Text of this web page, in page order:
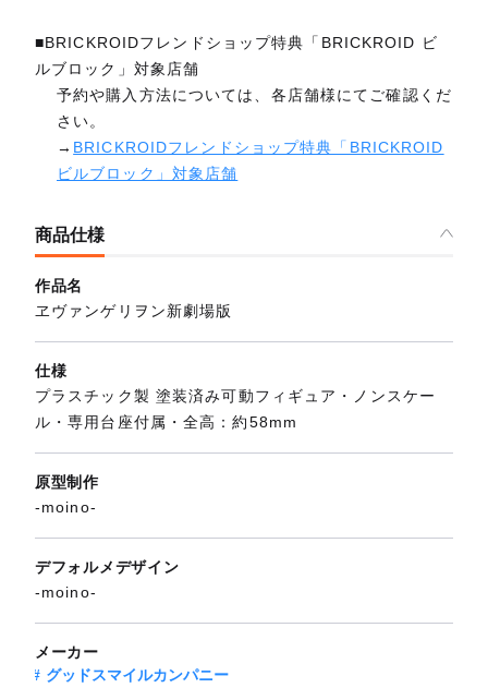
■BRICKROIDフレンドショップ特典「BRICKROID ビ
ルブロック」対象店舗
予約や購入方法については、各店舗様にてご確認くだ
さい。
→ BRICKROIDフレンドショップ特典「BRICKROID
ビルブロック」対象店舗
商品仕様
作品名
ヱヴァンゲリヲン新劇場版
仕様
プラスチック製 塗装済み可動フィギュア・ノンスケー
ル・専用台座付属・全高：約58mm
原型制作
-moino-
デフォルメデザイン
-moino-
メーカー
グッドスマイルカンパニー